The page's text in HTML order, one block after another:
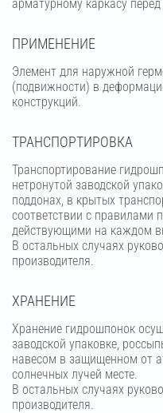
арматурному каркасу
ПРИМЕНЕНИЕ
Элемент для наружной
(подвижности) в
конструкций.
ТРАНСПОРТИРОВКА
Транспортирование
нетронутой заводской
поддонах, в крытых
соответствии с правилами
действующими на каждом
В остальных случаях
производителя.
ХРАНЕНИЕ
Хранение гидрошпонок
заводской упаковке,
навесом в защищенном от
солнечных лучей месте.
В остальных случаях
производителя.